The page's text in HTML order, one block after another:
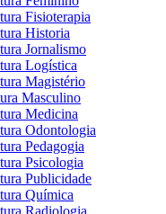
Fisioterapia
Historia
Jornalismo
Logística
Magistério
Masculino
Medicina
Odontologia
Pedagogia
Psicologia
Publicidade
Química
Radiologia